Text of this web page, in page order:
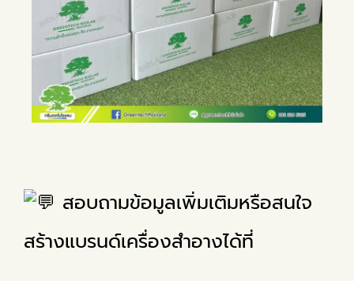
สอบถามข้อมูลเพิ่มเติมหรือสนใจ
สร้างแบรนด์เครื่องสำอางได้ที่